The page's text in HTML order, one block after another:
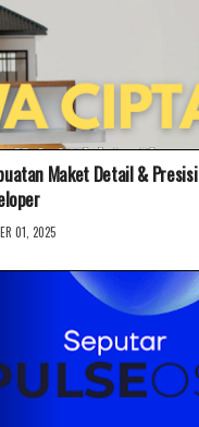
Maket Detail & Presisi
01, 2025